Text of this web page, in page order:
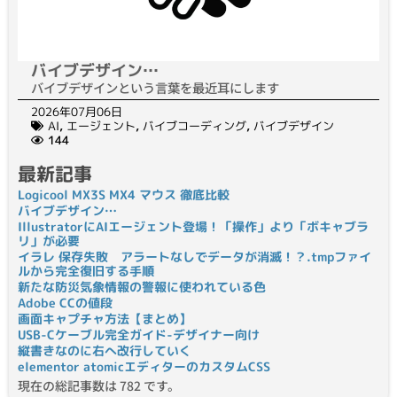
バイブデザイン…
バイブデザインという言葉を最近耳にします
2026年07月06日
AI, エージェント, バイブコーディング, バイブデザイン
144
最新記事
Logicool MX3S MX4 マウス 徹底比較
バイブデザイン…
IllustratorにAIエージェント登場！「操作」より「ボキャブラ
リ」が必要
イラレ 保存失敗 アラートなしでデータが消滅！？.tmpファイ
ルから完全復旧する手順
新たな防災気象情報の警報に使われている色
Adobe CCの値段
画面キャプチャ方法【まとめ】
USB-Cケーブル完全ガイド-デザイナー向け
縦書きなのに右へ改行していく
elementor atomicエディターのカスタムCSS
現在の総記事数は 782 です。